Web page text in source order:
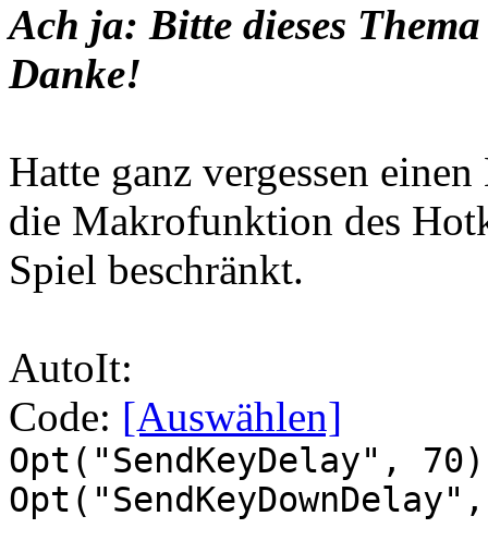
Ach ja: Bitte dieses
Danke!
Hatte ganz vergessen
die Makrofunktion des
Spiel beschränkt.
AutoIt:
Code: [Auswählen]
Opt("SendKeyDelay", 70)